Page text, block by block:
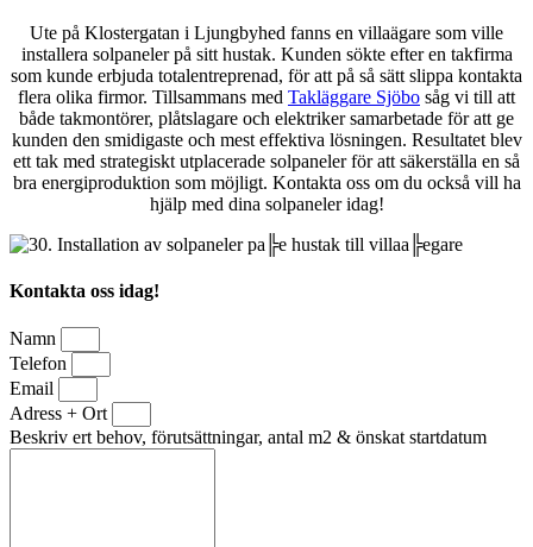
Ute på Klostergatan i Ljungbyhed fanns en villaägare som ville
installera solpaneler på sitt hustak. Kunden sökte efter en takfirma
som kunde erbjuda totalentreprenad, för att på så sätt slippa kontakta
flera olika firmor. Tillsammans med Takläggare Sjöbo såg vi till att
både takmontörer, plåtslagare och elektriker samarbetade för att ge
kunden den smidigaste och mest effektiva lösningen. Resultatet blev
ett tak med strategiskt utplacerade solpaneler för att säkerställa en så
bra energiproduktion som möjligt. Kontakta oss om du också vill ha
hjälp med dina solpaneler idag!
Kontakta oss idag!
Namn
Telefon
Email
Adress + Ort
Beskriv ert behov, förutsättningar, antal m2 & önskat startdatum